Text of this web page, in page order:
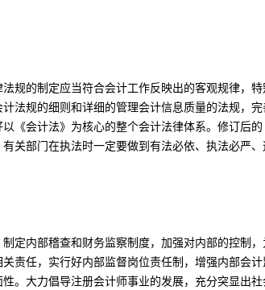
规的制定应当符合会计工作反映出的客观规律，
法规的细则和详细的管理会计信息质量的法规，
《会计法》为核心的整个会计法律体系。修订后
关部门在执法时一定要做到有法必依、执法必严
定内部稽查和财务监察制度，加强对内部的控制
责任，实行好内部监督岗位责任制，增强内部会计
。大力倡导注册会计师事业的发展，充分突显出社